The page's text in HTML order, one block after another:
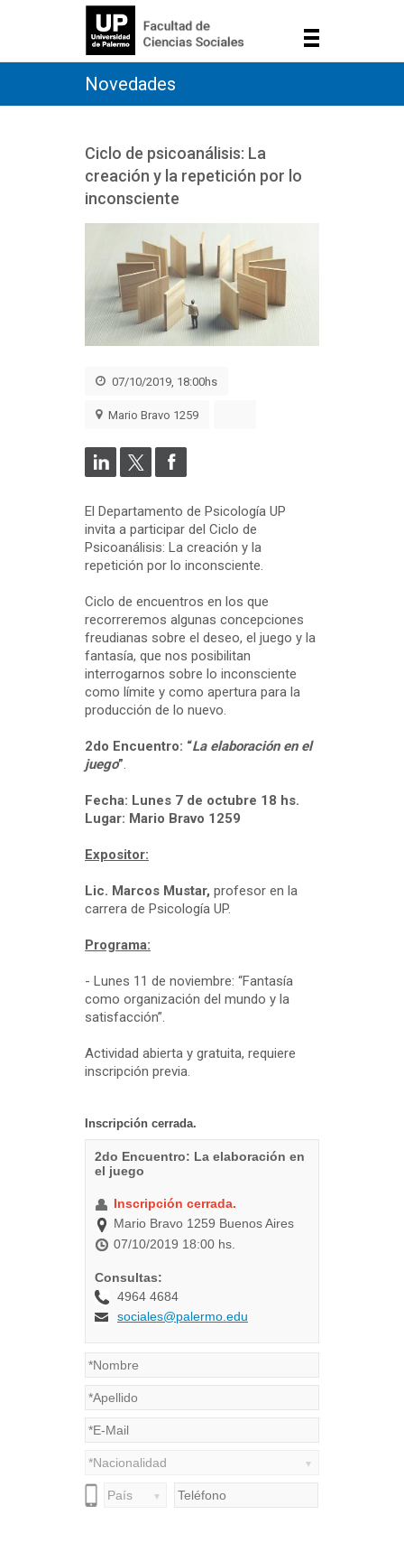
Novedades
Ciclo de psicoanálisis: La
creación y la repetición por lo
inconsciente
07/10/2019, 18:00hs
Mario Bravo 1259
El Departamento de Psicología UP
invita a participar del Ciclo de
Psicoanálisis: La creación y la
repetición por lo inconsciente.
Ciclo de encuentros en los que
recorreremos algunas concepciones
freudianas sobre el deseo, el juego y la
fantasía, que nos posibilitan
interrogarnos sobre lo inconsciente
como límite y como apertura para la
producción de lo nuevo.
2do Encuentro: “La elaboración en el
juego”.
Fecha: Lunes 7 de octubre 18 hs.
Lugar: Mario Bravo 1259
Expositor:
Lic. Marcos Mustar, profesor en la
carrera de Psicología UP.
Programa:
- Lunes 11 de noviembre: “Fantasía
como organización del mundo y la
satisfacción”.
Actividad abierta y gratuita, requiere
inscripción previa.